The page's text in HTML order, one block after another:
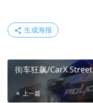
生成海报
街车狂飙/CarX Street
上一篇